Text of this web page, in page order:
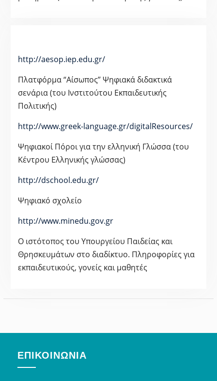
http://aesop.iep.edu.gr/
Πλατφόρμα “Αίσωπος” Ψηφιακά διδακτικά
σενάρια (του Ινστιτούτου Εκπαιδευτικής
Πολιτικής)
http://www.greek-language.gr/digitalResources/
Ψηφιακοί Πόροι για την ελληνική Γλώσσα (του
Κέντρου Ελληνικής γλώσσας)
http://dschool.edu.gr/
Ψηφιακό σχολείο
http://www.minedu.gov.gr
Ο ιστότοπος του Υπουργείου Παιδείας και
Θρησκευμάτων στο διαδίκτυο. Πληροφορίες για
εκπαιδευτικούς, γονείς και μαθητές
ΕΠΙΚΟΙΝΩΝΊΑ